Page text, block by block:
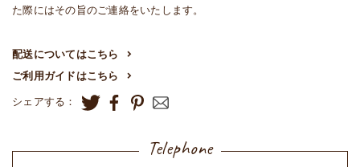
た際にはその旨のご連絡をいたします。
配送についてはこちら
ご利用ガイドはこちら
シェアする：
Telephone